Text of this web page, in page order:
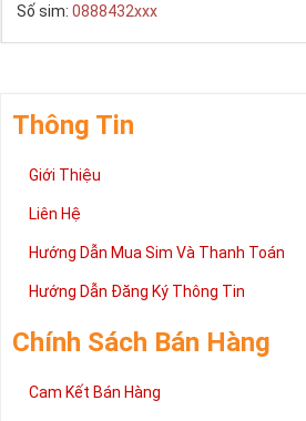
Số sim: 0888432xxx
Thông Tin
Giới Thiệu
Liên Hệ
Hướng Dẫn Mua Sim Và Thanh Toán
Hướng Dẫn Đăng Ký Thông Tin
Chính Sách Bán Hàng
Cam Kết Bán Hàng